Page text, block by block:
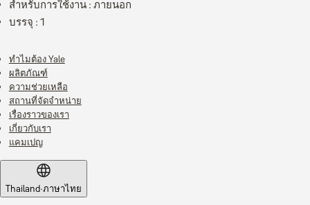
สำหรับการใช้งาน : ภายนอก
บรรจุ : 1
ทำไมต้อง Yale
ผลิตภัณฑ์
ความช่วยเหลือ
สถานที่จัดจำหน่าย
เรื่องราวของเรา
เกี่ยวกับเรา
แคมเปญ
Thailand·ภาษาไทย